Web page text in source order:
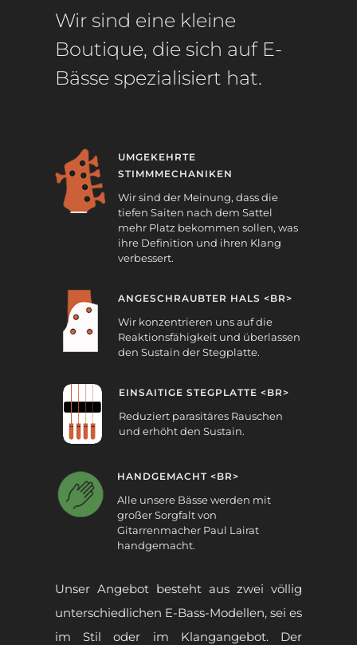
Wir sind eine kleine
Boutique, die sich auf E-
Bässe spezialisiert hat.
UMGEKEHRTE
STIMMMECHANIKEN
Wir sind der Meinung, dass die
tiefen Saiten nach dem Sattel
mehr Platz bekommen sollen, was
ihre Definition und ihren Klang
verbessert.
ANGESCHRAUBTER HALS <BR>
Wir konzentrieren uns auf die
Reaktionsfähigkeit und überlassen
den Sustain der Stegplatte.
EINSAITIGE STEGPLATTE <BR>
Reduziert parasitäres Rauschen
und erhöht den Sustain.
HANDGEMACHT <BR>
Alle unsere Bässe werden mit
großer Sorgfalt von
Gitarrenmacher Paul Lairat
handgemacht.
Unser Angebot besteht aus zwei völlig
unterschiedlichen E-Bass-Modellen, sei es
im Stil oder im Klangangebot. Der